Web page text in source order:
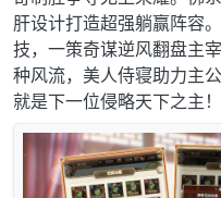
肝设计打造超强躺赢阵容
技，一策奇谋逆风翻盘主
种风流，美人侍寝助力主
就是下一位侵略天下之主！